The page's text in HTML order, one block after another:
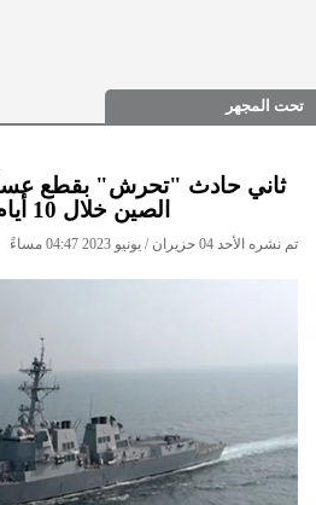
تحت المجهر
ثاني حادث "تحرش" بقطع
الصين خلال 10 أيام (شاهد)
تم نشره الأحد 04 حزيران / يونيو 2023 04:47 مساءً